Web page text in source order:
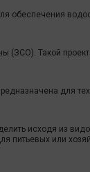
обеспечения
(ЗСО). Такой проект
для
исходя из
питьевых или